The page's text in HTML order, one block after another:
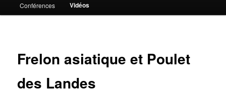
Conférences Vidéos
Frelon asiatique et Poulet
des Landes